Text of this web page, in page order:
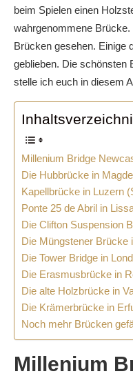
beim Spielen einen
wahrgenommene
Brücken gesehen. Einige
geblieben. Die schönsten
stelle ich euch in diesem
Millenium Bridge
Die Hubbrücke in
Kapellbrücke in Luzern
Ponte 25 de Abril in
Die Clifton Suspension
Die Müngstener Brücke
Die Tower Bridge in
Die Erasmusbrücke in
Die alte Holzbrücke in
Die Krämerbrücke in
Noch mehr Brücken
Millenium